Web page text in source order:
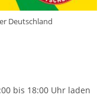
Deutschland
bis 18:00 Uhr laden